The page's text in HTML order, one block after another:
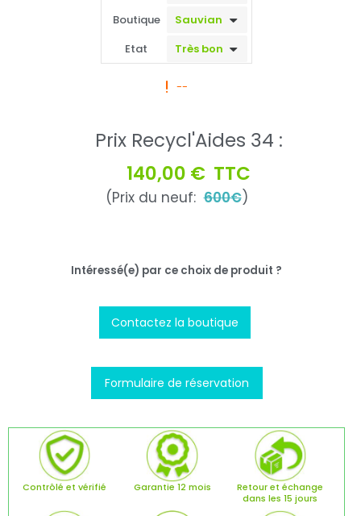
Boutique
Etat
--
Prix Recycl'Aides 34 :
140,00 € TTC
(Prix du neuf:600€)
Intéressé(e) par ce choix de produit ?
Contactez la boutique
Formulaire de réservation
Contrôlé et vérifié Garantie 12 mois
Retour et échange
dans les 15 jours